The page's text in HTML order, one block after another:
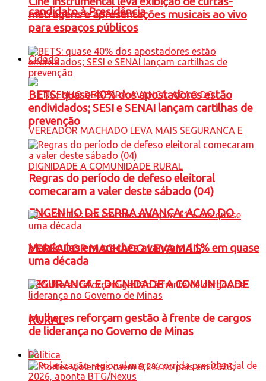
candidato à Presidência
Cidade
ENGENHO DE SERRA AVANÇA: ACAO DO
VEREADOR MACHADO LEVA MAIS
SEGURANCA E DIGNIDADE A COMUNIDADE
RURAL
metragens e apresentações musicais ao vivo
para espaços públicos
BETS: quase 40% dos apostadores estão
endividados; SESI e SENAI lançam cartilhas de
prevenção
Regras do período de defeso eleitoral
comecaram a valer deste sábado (04)
Matrículas em creches avançam 11% em quase
uma década
Mulheres reforçam gestão à frente de cargos
de liderança no Governo de Minas
Política